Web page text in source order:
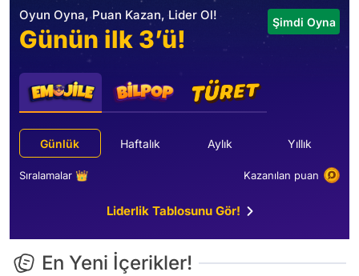
Oyun Oyna, Puan Kazan, Lider Ol!
Günün ilk 3’ü!
Şimdi Oyna
Günlük Haftalık Aylık Yıllık
Sıralamalar 👑 Kazanılan puan
Liderlik Tablosunu Gör!
En Yeni İçerikler!